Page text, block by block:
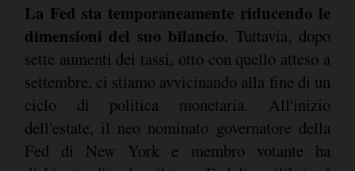
La Fed sta temporaneamente riducendo le
dimensioni del suo bilancio. Tuttavia, dopo
sette aumenti dei tassi, otto con quello atteso a
settembre, ci stiamo avvicinando alla fine di un
ciclo di politica monetaria. All'inizio
dell'estate, il neo nominato governatore della
Fed di New York e membro votante ha